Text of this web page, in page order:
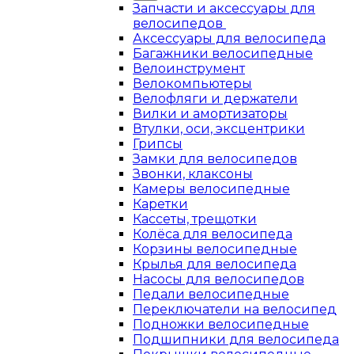
Запчасти и аксессуары для
велосипедов
Аксессуары для велосипеда
Багажники велосипедные
Велоинструмент
Велокомпьютеры
Велофляги и держатели
Вилки и амортизаторы
Втулки, оси, эксцентрики
Грипсы
Замки для велосипедов
Звонки, клаксоны
Камеры велосипедные
Каретки
Кассеты, трещотки
Колёса для велосипеда
Корзины велосипедные
Крылья для велосипеда
Насосы для велосипедов
Педали велосипедные
Переключатели на велосипед
Подножки велосипедные
Подшипники для велосипеда